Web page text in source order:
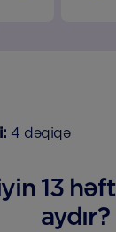
4 dəqiqə
13
aydır?